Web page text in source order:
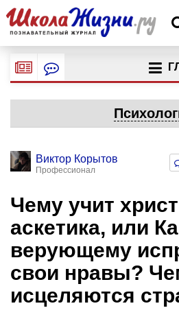
Виктор Корытов
Профессионал
Чему учит
аскетика, или
верующему
свои нравы?
исцеляются